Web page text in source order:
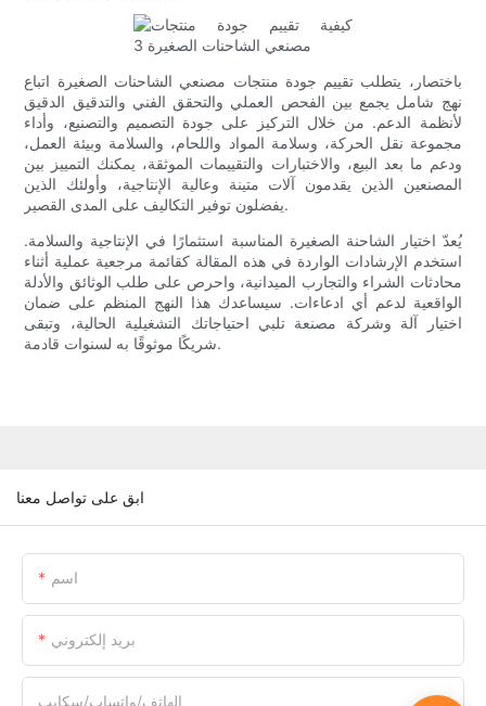
باختصار، يتطلب تقييم جودة منتجات مصنعي الشاحنات الصغيرة اتباع
نهج شامل يجمع بين الفحص العملي والتحقق الفني والتدقيق الدقيق
لأنظمة الدعم. من خلال التركيز على جودة التصميم والتصنيع، وأداء
مجموعة نقل الحركة، وسلامة المواد واللحام، والسلامة وبيئة العمل،
ودعم ما بعد البيع، والاختبارات والتقييمات الموثقة، يمكنك التمييز بين
المصنعين الذين يقدمون آلات متينة وعالية الإنتاجية، وأولئك الذين
يفضلون توفير التكاليف على المدى القصير.
يُعدّ اختيار الشاحنة الصغيرة المناسبة استثمارًا في الإنتاجية والسلامة.
استخدم الإرشادات الواردة في هذه المقالة كقائمة مرجعية عملية أثناء
محادثات الشراء والتجارب الميدانية، واحرص على طلب الوثائق والأدلة
الواقعية لدعم أي ادعاءات. سيساعدك هذا النهج المنظم على ضمان
اختيار آلة وشركة مصنعة تلبي احتياجاتك التشغيلية الحالية، وتبقى
شريكًا موثوقًا به لسنوات قادمة.
ابق على تواصل معنا
اسم
بريد إلكتروني
الهاتف/واتساب/سكايب